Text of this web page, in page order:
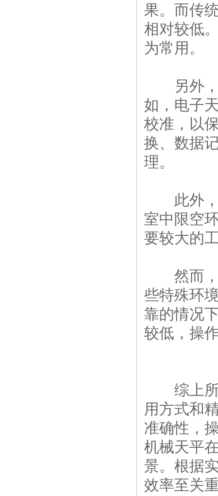
果。而传
相对较低
为常用。
另外，
如，电子
校准，以
换、数据
理。
此外，
室中限空
要较大的
然而，
些特殊环
靠的情况
较低，操
综上所
用方式和
准确性，
机械天平
景。根据
效率至关